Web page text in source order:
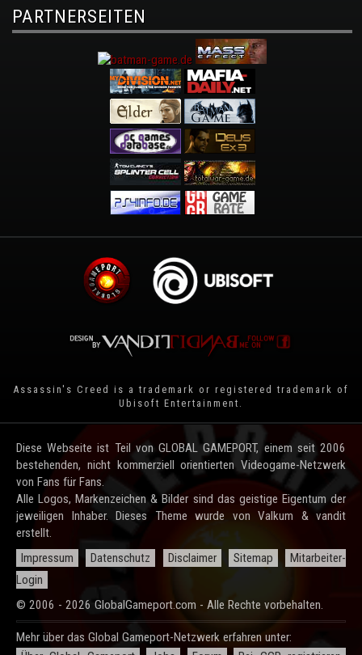
PARTNERSEITEN
Assassin's Creed is a trademark or registered trademark of
Ubisoft Entertainment .
Diese Webseite ist Teil von GLOBAL GAMEPORT, einem seit 2006
bestehenden, nicht kommerziell orientierten Videogame-Netzwerk
von Fans für Fans.
Alle Logos, Markenzeichen & Bilder sind das geistige Eigentum der
jeweiligen Inhaber. Dieses Theme wurde von Valkum & vandit
erstellt.
Impressum
Datenschutz Disclaimer Sitemap
Mitarbeiter-
Login
© 2006 - 2026 GlobalGameport.com - Alle Rechte vorbehalten.
Mehr über das Global Gameport-Netzwerk erfahren unter: